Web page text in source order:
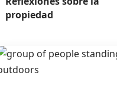
propiedad